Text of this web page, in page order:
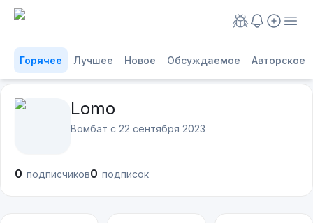
Горячее Лучшее Новое Обсуждаемое Авторское
Lomo
Вомбат с 22 сентября 2023
0 подписчиков0 подписок